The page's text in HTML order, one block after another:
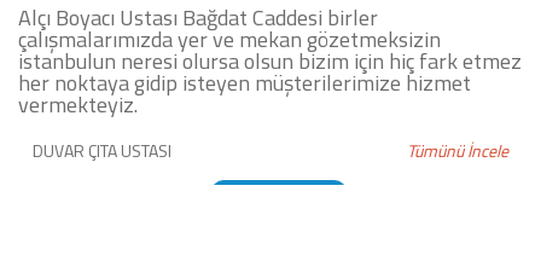
Alçı Boyacı Ustası Bağdat Caddesi birler
çalışmalarımızda yer ve mekan gözetmeksizin
istanbulun neresi olursa olsun bizim için hiç fark etmez
her noktaya gidip isteyen müşterilerimize hizmet
vermekteyiz.
DUVAR ÇITA USTASI Tümünü İncele